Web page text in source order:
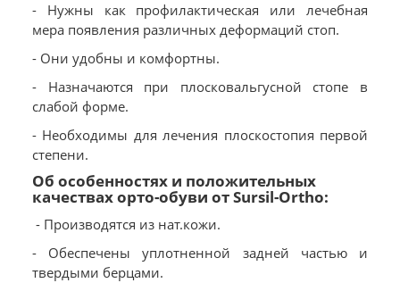
- Нужны как профилактическая или лечебная
мера появления различных деформаций стоп.
- Они удобны и комфортны.
- Назначаются при плосковальгусной стопе в
слабой форме.
- Необходимы для лечения плоскостопия первой
степени.
Об особенностях и положительных
качествах орто-обуви от Sursil-Ortho:
- Производятся из нат.кожи.
- Обеспечены уплотненной задней частью и
твердыми берцами.